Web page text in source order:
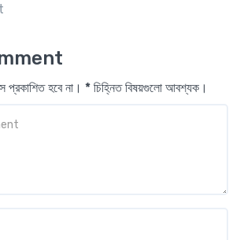
প্রকাশিত হবে না। * চিহ্নিত বিষয়গুলো আবশ্যক।